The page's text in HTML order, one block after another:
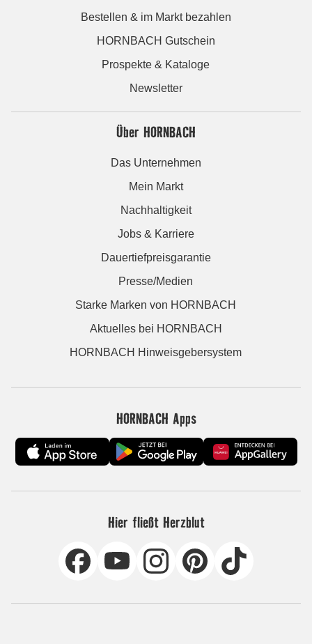
Bestellen & im Markt bezahlen
HORNBACH Gutschein
Prospekte & Kataloge
Newsletter
Über HORNBACH
Das Unternehmen
Mein Markt
Nachhaltigkeit
Jobs & Karriere
Dauertiefpreisgarantie
Presse/Medien
Starke Marken von HORNBACH
Aktuelles bei HORNBACH
HORNBACH Hinweisgebersystem
HORNBACH Apps
Hier fließt Herzblut